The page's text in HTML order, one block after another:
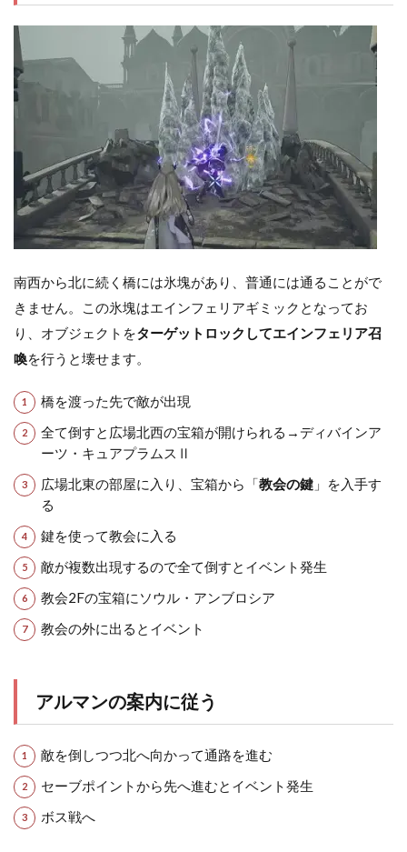
南西から北に続く橋には氷塊があり、普通には通ることがで
きません。この氷塊はエインフェリアギミックとなってお
り、オブジェクトをターゲットロックしてエインフェリア召
喚を行うと壊せます。
橋を渡った先で敵が出現
全て倒すと広場北西の宝箱が開けられる→ディバインア
ーツ・キュアプラムスⅡ
広場北東の部屋に入り、宝箱から「教会の鍵」を入手す
る
鍵を使って教会に入る
敵が複数出現するので全て倒すとイベント発生
教会2Fの宝箱にソウル・アンブロシア
教会の外に出るとイベント
アルマンの案内に従う
敵を倒しつつ北へ向かって通路を進む
セーブポイントから先へ進むとイベント発生
ボス戦へ